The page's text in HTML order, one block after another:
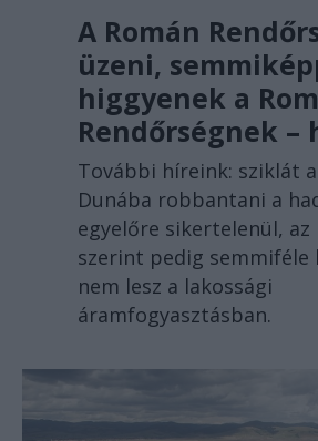
A Román
üzeni,
higgyenek a
Rendőrségnek –
További híreink: sziklát
Dunába robbantani a
egyelőre sikertelenül, az
szerint pedig semmiféle
nem lesz a lakossági
áramfogyasztásban.